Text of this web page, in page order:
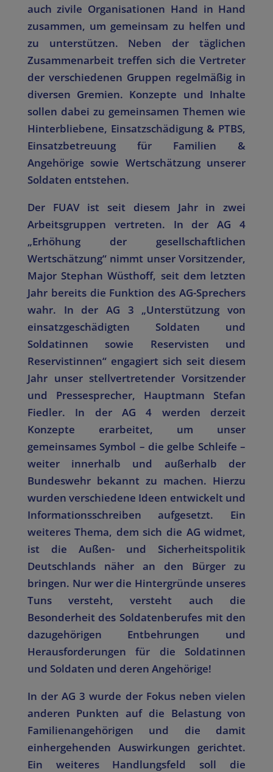
auch zivile Organisationen Hand in Hand
zusammen, um gemeinsam zu helfen und
zu unterstützen. Neben der täglichen
Zusammenarbeit treffen sich die Vertreter
der verschiedenen Gruppen regelmäßig in
diversen Gremien. Konzepte und Inhalte
sollen dabei zu gemeinsamen Themen wie
Hinterbliebene, Einsatzschädigung & PTBS,
Einsatzbetreuung für Familien &
Angehörige sowie Wertschätzung unserer
Soldaten entstehen.
Der FUAV ist seit diesem Jahr in zwei
Arbeitsgruppen vertreten. In der AG 4
„Erhöhung der gesellschaftlichen
Wertschätzung“ nimmt unser Vorsitzender,
Major Stephan Wüsthoff, seit dem letzten
Jahr bereits die Funktion des AG-Sprechers
wahr. In der AG 3 „Unterstützung von
einsatzgeschädigten Soldaten und
Soldatinnen sowie Reservisten und
Reservistinnen“ engagiert sich seit diesem
Jahr unser stellvertretender Vorsitzender
und Pressesprecher, Hauptmann Stefan
Fiedler. In der AG 4 werden derzeit
Konzepte erarbeitet, um unser
gemeinsames Symbol – die gelbe Schleife –
weiter innerhalb und außerhalb der
Bundeswehr bekannt zu machen. Hierzu
wurden verschiedene Ideen entwickelt und
Informationsschreiben aufgesetzt. Ein
weiteres Thema, dem sich die AG widmet,
ist die Außen- und Sicherheitspolitik
Deutschlands näher an den Bürger zu
bringen. Nur wer die Hintergründe unseres
Tuns versteht, versteht auch die
Besonderheit des Soldatenberufes mit den
dazugehörigen Entbehrungen und
Herausforderungen für die Soldatinnen
und Soldaten und deren Angehörige!
In der AG 3 wurde der Fokus neben vielen
anderen Punkten auf die Belastung von
Familienangehörigen und die damit
einhergehenden Auswirkungen gerichtet.
Ein weiteres Handlungsfeld soll die